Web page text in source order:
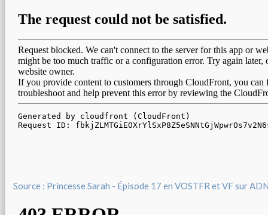
Source : Princesse Sarah - Épisode 17 en VOSTFR et VF sur